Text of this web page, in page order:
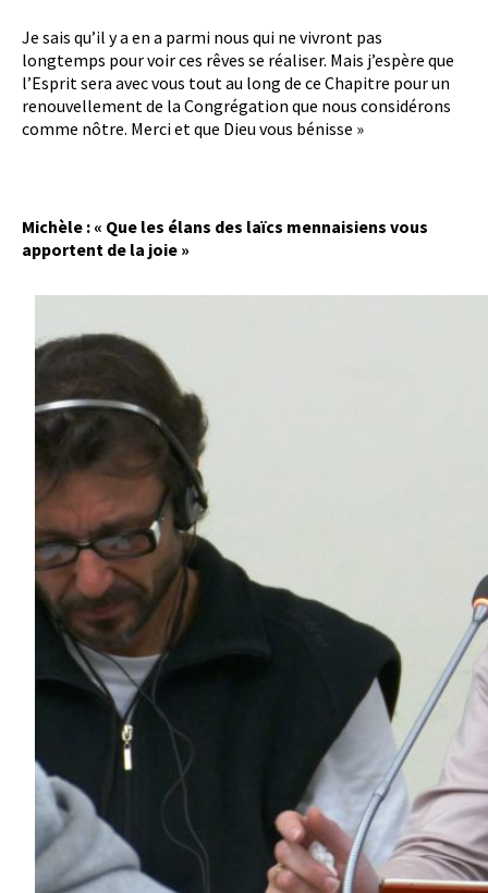
Je sais qu’il y a en a parmi nous qui ne vivront pas
longtemps pour voir ces rêves se réaliser. Mais j’espère que
l’Esprit sera avec vous tout au long de ce Chapitre pour un
renouvellement de la Congrégation que nous considérons
comme nôtre. Merci et que Dieu vous bénisse »
Michèle : « Que les élans des laïcs mennaisiens vous
apportent de la joie »